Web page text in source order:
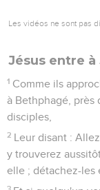
Les vidéos ne sont pas
Jésus entre à
1 Comme ils
à Bethphagé, près
disciples,
2 Leur disant :
y trouverez
elle ; détachez-les
3